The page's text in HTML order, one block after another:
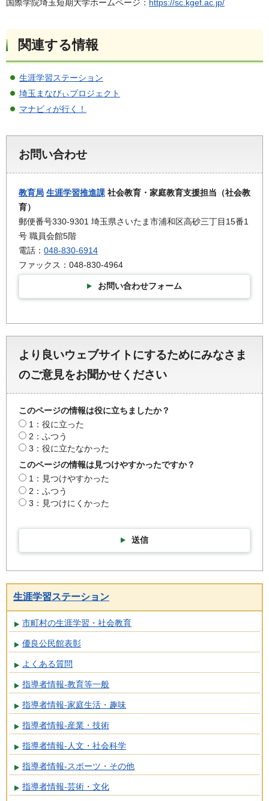
国際学院埼玉短期大学ホームページ： https://sc.kgef.ac.jp/
関連する情報
生涯学習ステーション
埼玉まなびぃプロジェクト
マナビィが行く！
お問い合わせ
教育局 生涯学習推進課 社会教育・家庭教育支援担当（社会教
育）
郵便番号330-9301 埼玉県さいたま市浦和区高砂三丁目15番1
号 職員会館5階
電話： 048-830-6914
ファックス：048-830-4964
お問い合わせフォーム
より良いウェブサイトにするためにみなさま
のご意見をお聞かせください
このページの情報は役に立ちましたか？
1：役に立った
2：ふつう
3：役に立たなかった
このページの情報は見つけやすかったですか？
1：見つけやすかった
2：ふつう
3：見つけにくかった
送信
生涯学習ステーション
市町村の生涯学習・社会教育
優良公民館表彰
よくある質問
指導者情報-教育等一般
指導者情報-家庭生活・趣味
指導者情報-産業・技術
指導者情報-人文・社会科学
指導者情報-スポーツ・その他
指導者情報-芸術・文化